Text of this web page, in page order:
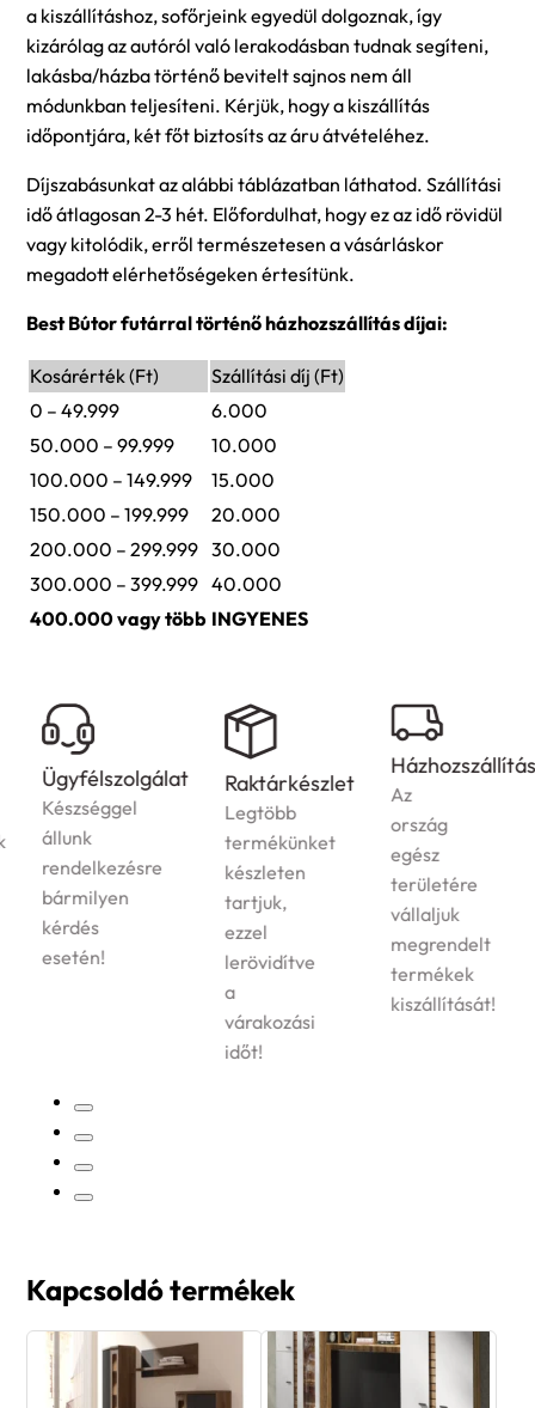
a kiszállításhoz, sofőrjeink egyedül dolgoznak, így
kizárólag az autóról való lerakodásban tudnak segíteni,
lakásba/házba történő bevitelt sajnos nem áll
módunkban teljesíteni. Kérjük, hogy a kiszállítás
időpontjára, két főt biztosíts az áru átvételéhez.
Díjszabásunkat az alábbi táblázatban láthatod. Szállítási
idő átlagosan 2-3 hét. Előfordulhat, hogy ez az idő rövidül
vagy kitolódik, erről természetesen a vásárláskor
megadott elérhetőségeken értesítünk.
Best Bútor futárral történő házhozszállítás díjai:
Kosárérték (Ft)
Szállítási díj (Ft)
0 – 49.999
6.000
50.000 – 99.999
10.000
100.000 – 149.999
15.000
150.000 – 199.999
20.000
200.000 – 299.999 30.000
300.000 – 399.999 40.000
400.000 vagy több INGYENES
Ügyfélszolgálat
Készséggel
állunk
rendelkezésre
bármilyen
kérdés
esetén!
Raktárkészlet
Legtöbb
termékünket
készleten
tartjuk,
ezzel
lerövidítve
várakozási
időt!
Házhozszállítás
Az
ország
egész
területére
vállaljuk
megrendelt
termékek
kiszállítását!
Kapcsoldó termékek